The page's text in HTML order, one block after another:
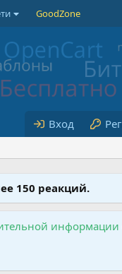
GoodZone
Вход
150 реакций.
информации